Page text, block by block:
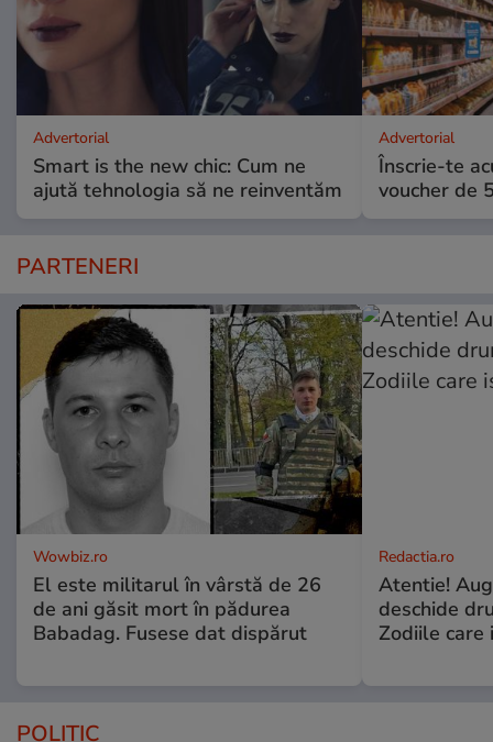
Advertorial
Smart is the new chic: Cum ne
ajută tehnologia să ne reinventăm
Advertorial
Înscrie-te
voucher de
PARTENERI
Wowbiz.ro
El este militarul în vârstă de 26
de ani găsit mort în pădurea
Babadag. Fusese dat dispărut
Redactia.ro
Atentie!
deschide
Zodiile care
POLITIC